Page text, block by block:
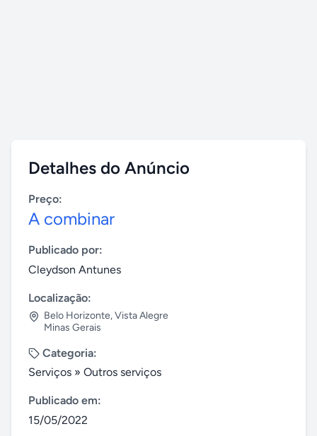
Detalhes do Anúncio
Preço:
A combinar
Publicado por:
Cleydson Antunes
Localização:
Belo Horizonte,Vista Alegre
Minas Gerais
Categoria:
Serviços » Outros serviços
Publicado em:
15/05/2022